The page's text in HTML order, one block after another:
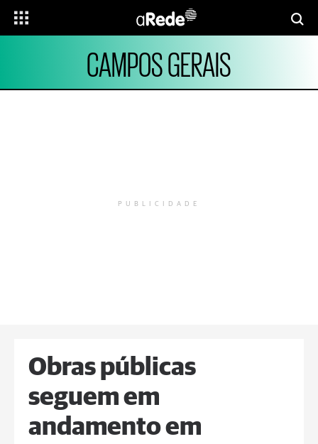
CAMPOS GERAIS
PUBLICIDADE
Obras públicas
seguem em
andamento em